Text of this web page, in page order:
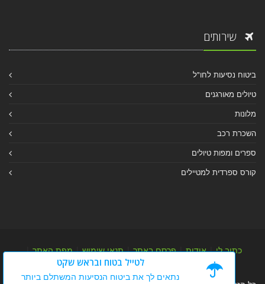
שירותים
ביטוח נסיעות לחו"ל
טיולים מאורגנים
מלונות
השכרת רכב
ספרים ומפות טיולים
קורס ספרדית למטיילים
כתוב לי|אודות|פרסם באתר|תנאי שימוש|מפת האתר|
מפת אלבום|מפת מאמרי מידע
לטייל בטוח ובראש שקט
נתאים לך את ביטוח הנסיעות המשתלם ביותר